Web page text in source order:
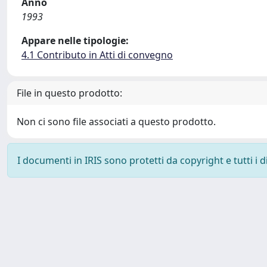
1993
Appare nelle tipologie:
4.1 Contributo in Atti di convegno
File in questo prodotto:
Non ci sono file associati a questo prodotto.
I documenti in IRIS sono protetti da copyright e tutti i